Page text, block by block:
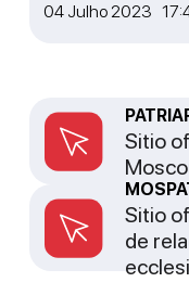
04 Julho 2023
Sitio
Sitio
de